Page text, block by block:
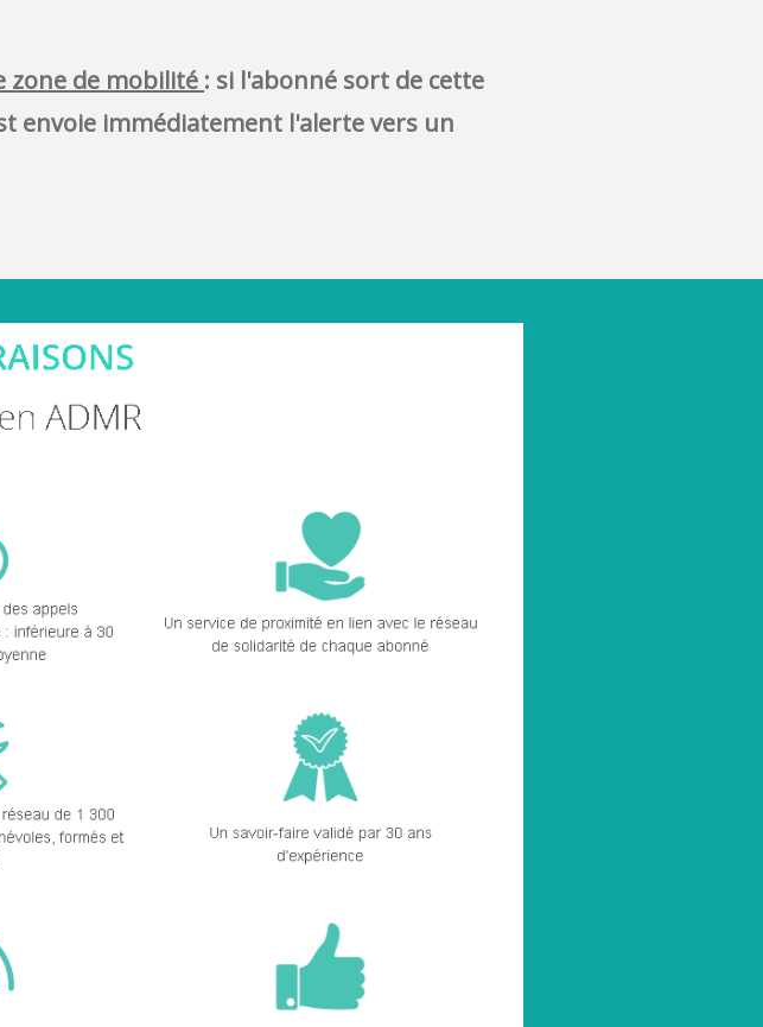
zone de mobilité : si l'abonné sort de cette
envoie immédiatement l'alerte vers un